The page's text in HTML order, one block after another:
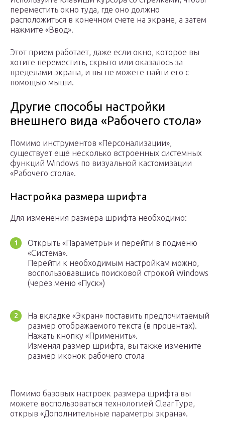
переместить окно туда, где оно должно
расположиться в конечном счете на экране, а затем
нажмите «Ввод».
Этот прием работает, даже если окно, которое вы
хотите переместить, скрыто или оказалось за
пределами экрана, и вы не можете найти его с
помощью мыши.
Другие способы настройки
внешнего вида «Рабочего стола»
Помимо инструментов «Персонализации»,
существует ещё несколько встроенных системных
функций Windows по визуальной кастомизации
«Рабочего стола».
Настройка размера шрифта
Для изменения размера шрифта необходимо:
Открыть «Параметры» и перейти в подменю
«Система».
Перейти к необходимым настройкам можно,
воспользовавшись поисковой строкой Windows
(через меню «Пуск»)
На вкладке «Экран» поставить предпочитаемый
размер отображаемого текста (в процентах).
Нажать кнопку «Применить».
Изменяя размер шрифта, вы также измените
размер иконок рабочего стола
Помимо базовых настроек размера шрифта вы
можете воспользоваться технологией ClearType,
открыв «Дополнительные параметры экрана».